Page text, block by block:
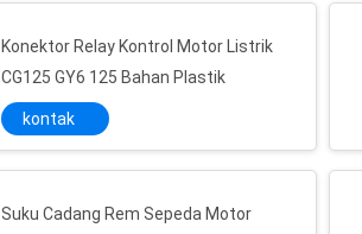
Konektor Relay Kontrol Motor Listrik
CG125 GY6 125 Bahan Plastik
kontak
Suku Cadang Rem Sepeda Motor